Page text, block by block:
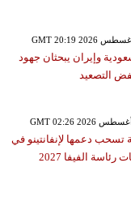
وإيران يبحثان جهود
التصعيد
تسحب دعمها لإنفانتينو في
رئاسة الفيفا 2027